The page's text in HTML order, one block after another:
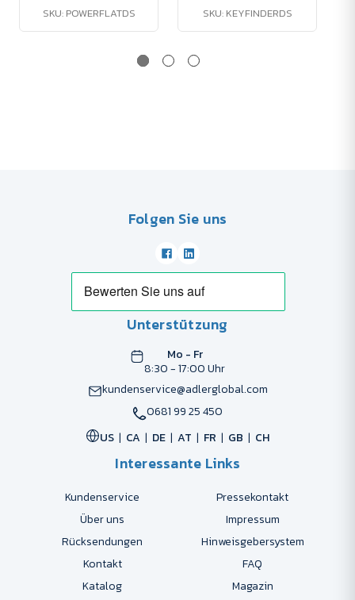
SKU: POWERFLATDS SKU: KEYFINDERDS
Folgen Sie uns
Unterstützung
Mo - Fr
8:30 - 17:00 Uhr
kundenservice@adlerglobal.com
0681 99 25 450
US
CA DE AT FR GB CH
Interessante Links
Kundenservice
Pressekontakt
Über uns
Impressum
Rücksendungen
Hinweisgebersystem
Kontakt
FAQ
Katalog
Magazin